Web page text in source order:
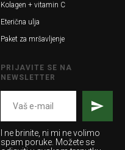
Kolagen + vitamin C
Eterična ulja
Paket za mršavljenje
PRIJAVITE SE NA
NEWSLETTER
I ne brinite, ni mi ne volimo
spam poruke. Možete se